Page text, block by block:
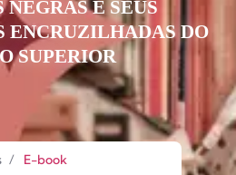
NEGRAS E SEUS
ENCRUZILHADAS DO
SUPERIOR
/ E-book